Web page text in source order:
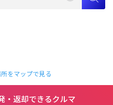
をマップで見る
・返却できるクルマ